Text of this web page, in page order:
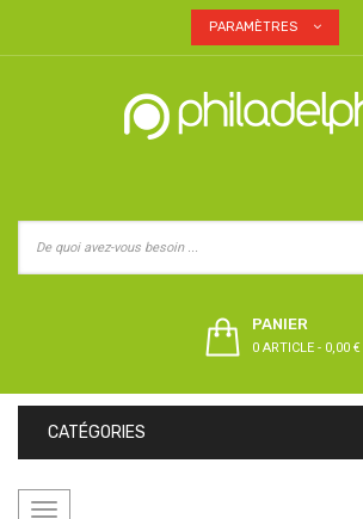
PARAMÈTRES
PANIER
0 ARTICLE - 0,00 €
CATÉGORIES
Basculer